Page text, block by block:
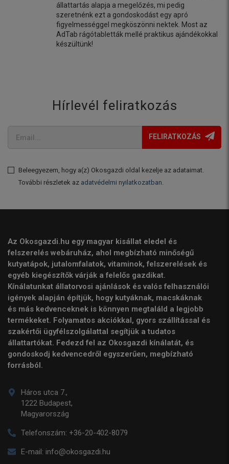
állattartás alapja a megelőzés, mi pedig
szeretnénk ezt a gondoskodást egy apró
figyelmességgel megköszönni nektek. Most az
AdTab rágótabletták mellé praktikus ajándékokkal
készültünk!
Hírlevél feliratkozás
FELIRATKOZÁS
Beleegyezem, hogy a(z) Okosgazdi oldal kezelje az adataimat.
További részletek az adatvédelmi nyilatkozatban.
Az Okosgazdi.hu egy magyar kisállat eledel és
felszerelés webáruház, ahol megbízható minőségű
kutyatápok, jutalomfalatok, vitaminok, felszerelések és
egyéb kiegészítők várják a felelős gazdikat.
Kínálatunkat állatorvosi ajánlások és valós felhasználói
igények alapján építjük, hogy kutyáknak, macskáknak
és más kedvenceknek is könnyen megtaláld a legjobb
termékeket. Folyamatos akciókkal, gyors szállítással és
szakértői ügyfélszolgálattal segítjük a tudatos
állattartókat. Fedezd fel az Okosgazdi kínálatát, és
gondoskodj kedvencedről egyszerűen, megbízható
forrásból.
Háros utca 7.,
1222 Budapest,
Magyarország
Telefonszám: +36-20-402-8079
E-mail: info@okosgazdi.hu